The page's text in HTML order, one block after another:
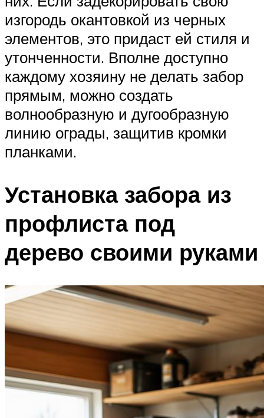
изгородь окантовкой из черных
элементов, это придаст ей стиля и
утонченности. Вполне доступно
каждому хозяину не делать забор
прямым, можно создать
волнообразную и дугообразную
линию ограды, защитив кромки
планками.
Установка забора из
профлиста под
дерево своими руками